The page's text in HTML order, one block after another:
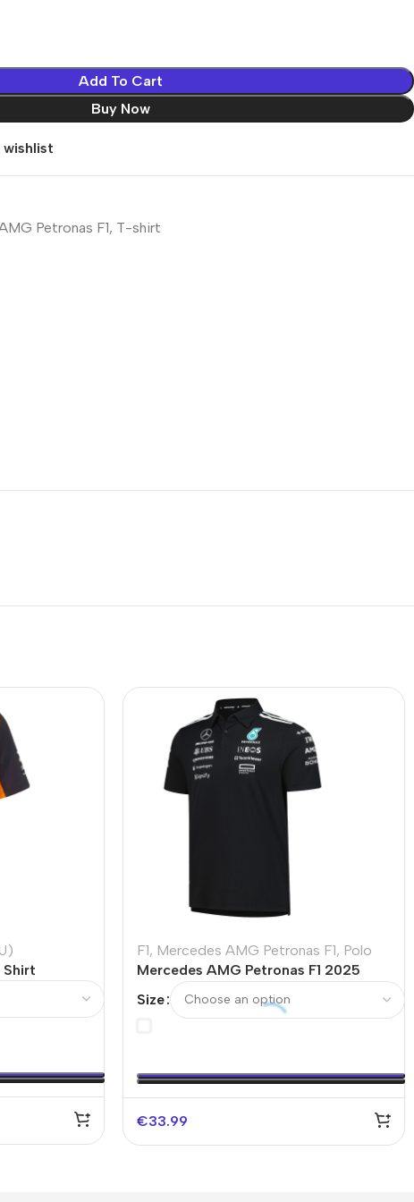
Add To Cart
Buy Now
Petronas F1, T-shirt
Shirt
F1, Mercedes AMG Petronas F1, Polo
Mercedes AMG Petronas F1 2025
Size
€33.99